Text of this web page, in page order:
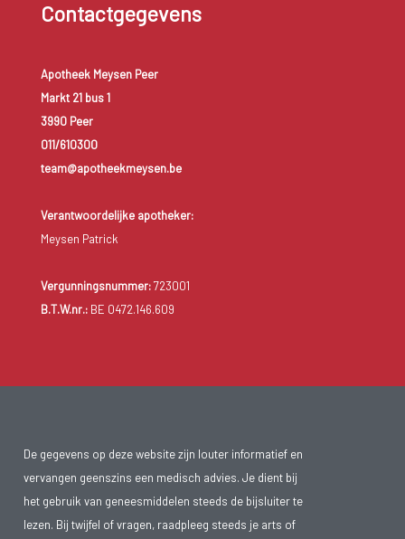
Contactgegevens
Apotheek Meysen Peer
Markt 21 bus 1
3990 Peer
011/610300
team@apotheekmeysen.be
Verantwoordelijke apotheker:
Meysen Patrick
Vergunningsnummer:723001
B.T.W.nr.:BE 0472.146.609
De gegevens op deze website zijn louter informatief en
vervangen geenszins een medisch advies. Je dient bij
het gebruik van geneesmiddelen steeds de bijsluiter te
lezen. Bij twijfel of vragen, raadpleeg steeds je arts of